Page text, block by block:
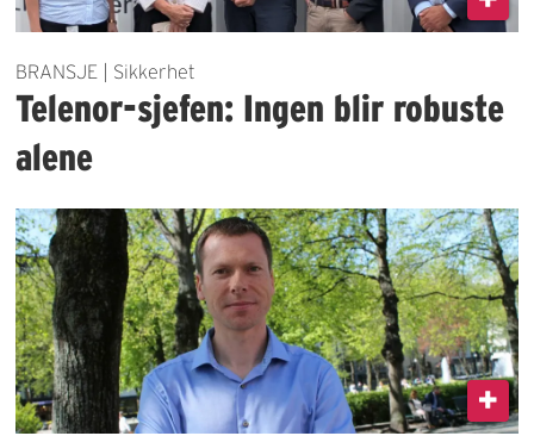
BRANSJE | Sikkerhet
Telenor-sjefen: Ingen blir robuste
alene